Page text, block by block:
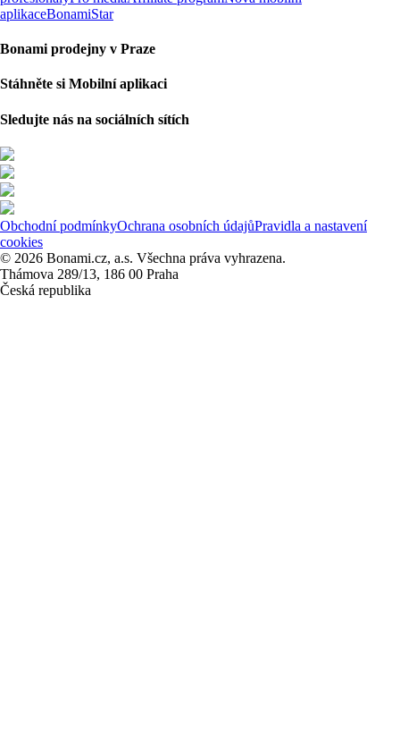
aplikaceBonamiStar
Bonami prodejny v Praze
Stáhněte si Mobilní aplikaci
Sledujte nás na sociálních sítích
Obchodní podmínkyOchrana osobních údajůPravidla a nastavení
cookies
© 2026 Bonami.cz, a.s. Všechna práva vyhrazena.
Thámova 289/13, 186 00 Praha
Česká republika